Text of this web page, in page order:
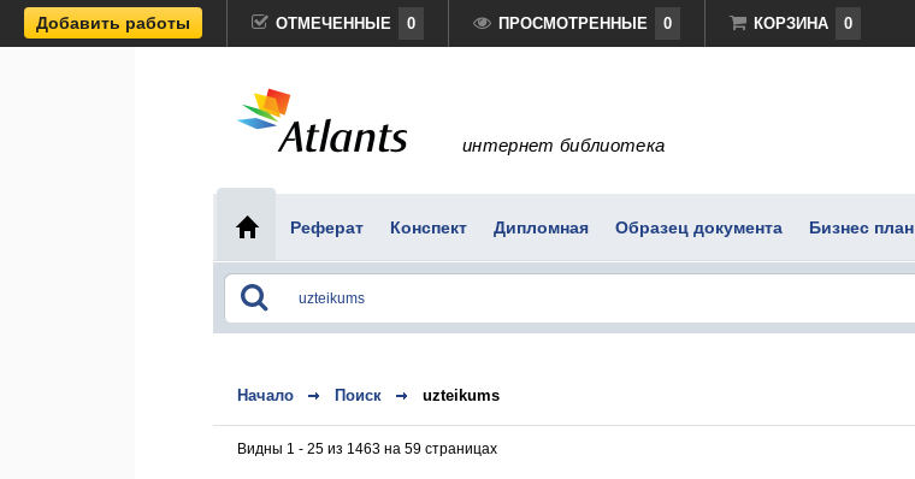
Добавить работы ОТМЕЧЕННЫЕ 0 ПРОСМОТРЕННЫЕ 0 КОРЗИНА 0
интернет библиотека
Реферат Конспект Дипломная Образец документа Бизнес план
Начало Поиск uzteikums
Видны 1 - 25 из 1463 на 59 страницах